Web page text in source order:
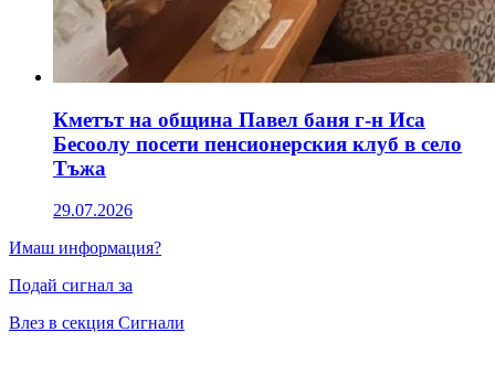
Кметът на община Павел баня г-н Иса
Бесоолу посети пенсионерския клуб в село
Тъжа
29.07.2026
Имаш информация?
Подай сигнал за
Влез в секция Сигнали